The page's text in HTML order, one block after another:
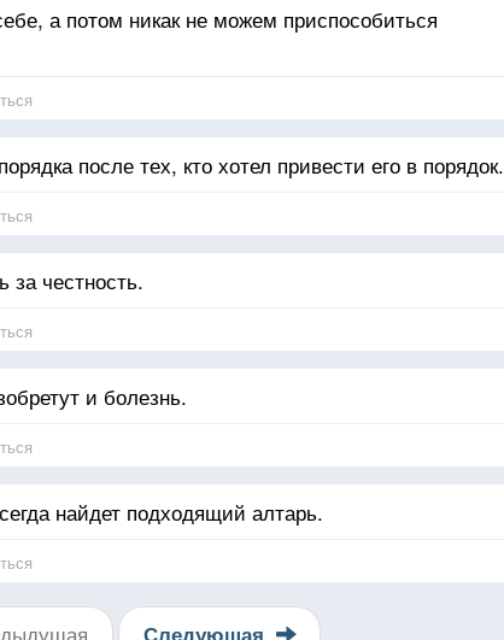
а потом никак не можем приспособиться
после тех, кто хотел привести его в порядок.
честность.
и болезнь.
найдет подходящий алтарь.
Следующая